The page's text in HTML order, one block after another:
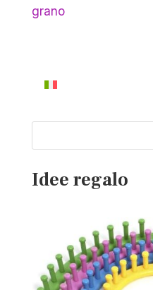
grano
Idee regalo